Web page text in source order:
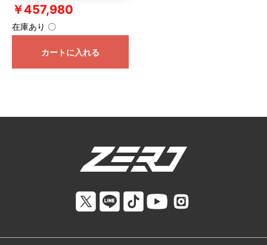
￥457,980
在庫あり 〇
カートに入れる